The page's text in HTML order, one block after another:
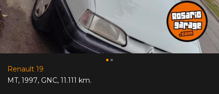
Renault 19
MT, 1997, GNC, 11.111 km.